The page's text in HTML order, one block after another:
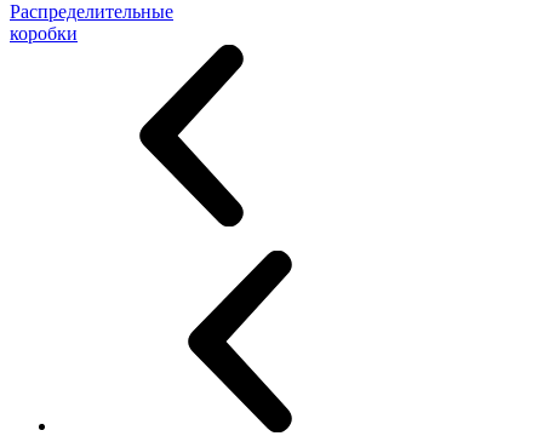
Распределительные
коробки